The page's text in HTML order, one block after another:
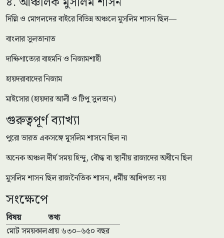
দিল্লি ও মোগলদের বাইরে বিভিন্ন অঞ্চলে মুসলিম শাসন ছিল—
বাংলার সুলতানাত
দাক্ষিণাত্যের বাহমনি ও নিজামশাহী
হায়দরাবাদের নিজাম
মাইসোর (হায়দার আলী ও টিপু সুলতান)
গুরুত্বপূর্ণ ব্যাখ্যা
পুরো ভারত একসঙ্গে মুসলিম শাসনে ছিল না
অনেক অঞ্চল দীর্ঘ সময় হিন্দু, বৌদ্ধ বা স্থানীয় রাজাদের অধীনে ছিল
মুসলিম শাসন ছিল রাজনৈতিক শাসন, ধর্মীয় আধিপত্য নয়
সংক্ষেপে
বিষয়
তথ্য
মোট সময়কালপ্রায় ৬৩০–৬৫০ বছর